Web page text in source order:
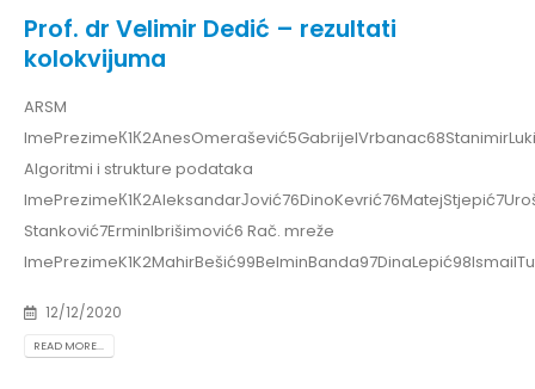
Prof. dr Velimir Dedić – rezultati
kolokvijuma
ARSM
Algoritmi i strukture podataka
Stanković7ErminIbrišimović6 Rač. mreže
12/12/2020
READ MORE...